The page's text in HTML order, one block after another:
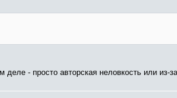
деле - просто авторская неловкость или